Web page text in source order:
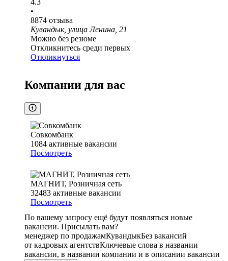
4.3
•
8874 отзыва
Кувандык, улица Ленина, 21
Можно без резюме
Откликнитесь среди первых
Откликнуться
Компании для вас
Совкомбанк
1084 активные вакансии
Посмотреть
МАГНИТ, Розничная сеть
32483 активные вакансии
Посмотреть
По вашему запросу ещё будут появляться новые
вакансии. Присылать вам?
менеджер по продажамКувандыкБез вакансий
от кадровых агентствКлючевые слова в названии
вакансии, в названии компании и в описании вакансии